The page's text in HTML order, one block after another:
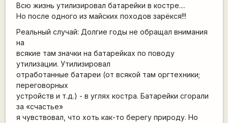
Всю жизнь утилизировал батарейки в костре....
Но после одного из майских походов зарёкся!!!
Реальный случай: Долгие годы не обращал внимания
на
всякие там значки на батарейках по поводу
утилизации. Утилизировал
отработанные батареи (от всякой там оргтехники;
переговорных
устройств и т.д.) - в углях костра. Батарейки сгорали
за «счастье»
я чувствовал, что хоть как-то берегу природу. Но